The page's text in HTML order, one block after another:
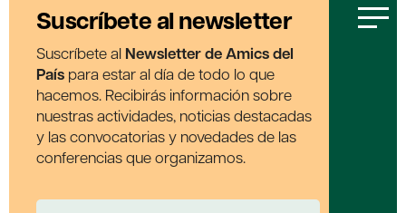
Suscríbete al newsletter
Suscríbete al Newsletter de Amics del
País para estar al día de todo lo que
hacemos. Recibirás información sobre
nuestras actividades, noticias destacadas
y las convocatorias y novedades de las
conferencias que organizamos.